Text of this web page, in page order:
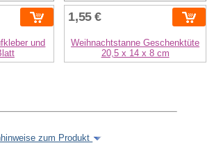
und
1,55 €
Weihnachtstanne Geschenktüte
20,5 x 14 x 8 cm
zum Produkt